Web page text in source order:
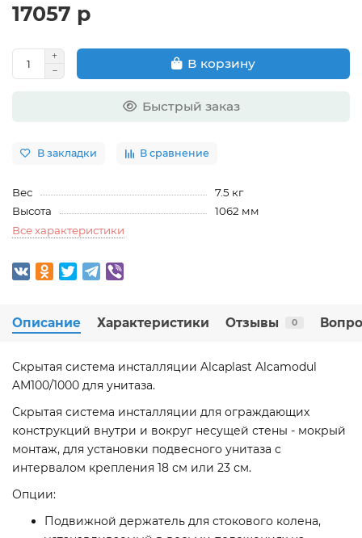
17057 р
В корзину
Быстрый заказ
В закладки В сравнение
Вес
7.5 кг
Высота
1062 мм
Все характеристики
Описание Характеристики Отзывы 0
Скрытая система инсталляции Alcaplast Alcamodul
AM100/1000 для унитаза.
Скрытая система инсталляции для ограждающих
конструкций внутри и вокруг несущей стены - мокрый
монтаж, для установки подвесного унитаза с
интервалом крепления 18 см или 23 см.
Опции:
Подвижной держатель для стокового колена,